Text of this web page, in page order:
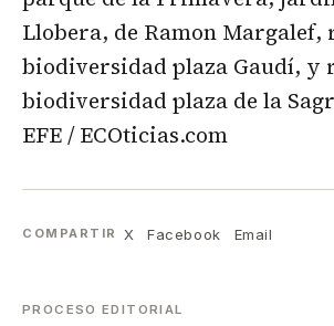
Llobera, de Ramon Margalef,
biodiversidad plaza Gaudí, y
biodiversidad plaza de la
EFE / ECOticias.com
COMPARTIR X Facebook Email
PROCESO EDITORIAL